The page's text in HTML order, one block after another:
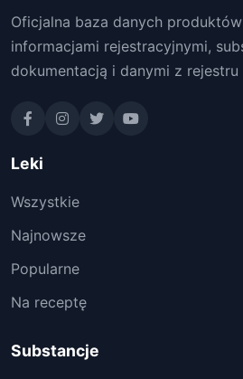
Oficjalna baza danych
informacjami rejestracyjnymi,
dokumentacją i danymi z rejestru
Leki
Wszystkie
Najnowsze
Popularne
Na receptę
Substancje